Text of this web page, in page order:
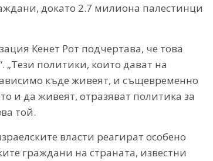
докато 2.7 милиона палестинци
Кенет Рот подчертава, че това
„Тези политики, които дават на
къде живеят, и същевременно
и да живеят, отразяват политика за
той.
власти реагират особено
граждани на страната, известни